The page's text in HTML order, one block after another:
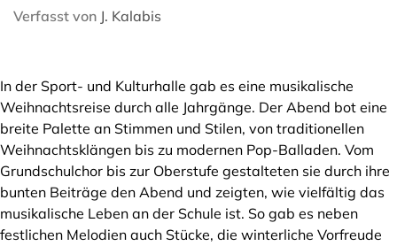
Verfasst von J. Kalabis
In der Sport- und Kulturhalle gab es eine musikalische
Weihnachtsreise durch alle Jahrgänge. Der Abend bot eine
breite Palette an Stimmen und Stilen, von traditionellen
Weihnachtsklängen bis zu modernen Pop-Balladen. Vom
Grundschulchor bis zur Oberstufe gestalteten sie durch ihre
bunten Beiträge den Abend und zeigten, wie vielfältig das
musikalische Leben an der Schule ist. So gab es neben
festlichen Melodien auch Stücke, die winterliche Vorfreude